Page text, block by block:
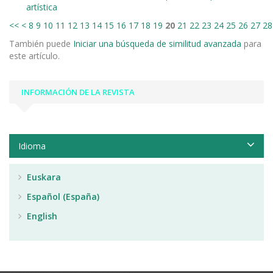
artística
<< < 8 9 10 11 12 13 14 15 16 17 18 19 20 21 22 23 24 25 26 27 28
También puede Iniciar una búsqueda de similitud avanzada para
este artículo.
INFORMACIÓN DE LA REVISTA
Idioma
Euskara
Español (España)
English